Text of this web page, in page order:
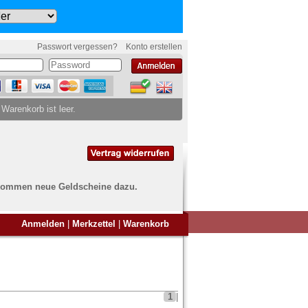
Passwort vergessen? Konto erstellen
Warenkorb ist leer.
neue Geldscheine dazu.
Sie Banknoten
Anmelden Merkzettel Warenkorb
1